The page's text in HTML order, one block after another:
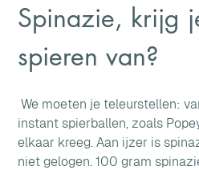
Spinazie, krijg
spieren van?
We moeten je teleurstellen:
instant spierballen, zoals
elkaar kreeg. Aan ijzer is
niet gelogen. 100 gram